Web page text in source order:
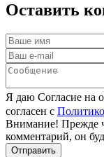
Оставить
Я даю Согласие на
согласен с
Внимание! Прежде
комментарий, он
Отправить